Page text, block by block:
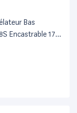
Bas
Encastrable 178